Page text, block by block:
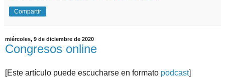
Compartir
miércoles, 9 de diciembre de 2020
Congresos online
[Este artículo puede escucharse en formato podcast]